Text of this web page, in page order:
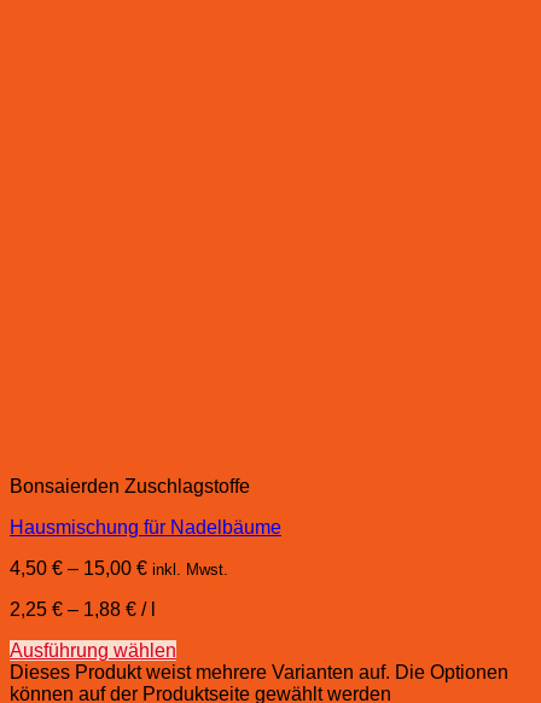
Bonsaierden Zuschlagstoffe
Hausmischung für Nadelbäume
4,50 € – 15,00 € inkl. Mwst.
2,25 € – 1,88 € /
Ausführung wählen
Dieses Produkt weist mehrere Varianten auf. Die Optionen
können auf der Produktseite gewählt werden